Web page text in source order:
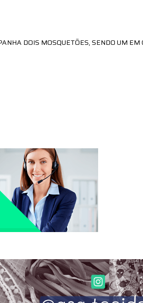
DOIS MOSQUETÕES, SENDO UM EM